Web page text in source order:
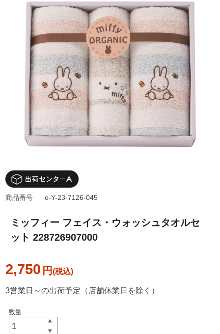
ミッフィー フェイス・ウォッシュタオルセ
ット 228726907000
2,750 円
商品番号 o-Y-23-7126-045
3営業日～の出荷予定（店舗休業日を除く）